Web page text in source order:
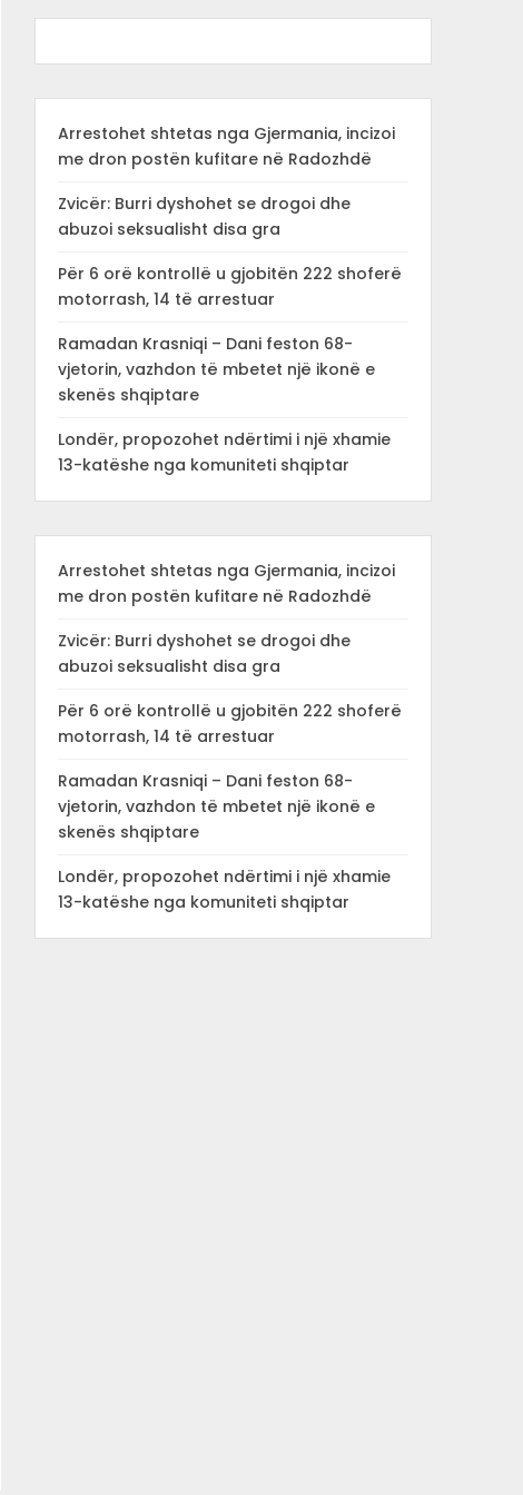
Arrestohet shtetas nga Gjermania, incizoi
me dron postën kufitare në Radozhdë
Zvicër: Burri dyshohet se drogoi dhe
abuzoi seksualisht disa gra
Për 6 orë kontrollë u gjobitën 222 shoferë
motorrash, 14 të arrestuar
Ramadan Krasniqi – Dani feston 68-
vjetorin, vazhdon të mbetet një ikonë e
skenës shqiptare
Londër, propozohet ndërtimi i një xhamie
13-katëshe nga komuniteti shqiptar
Arrestohet shtetas nga Gjermania, incizoi
me dron postën kufitare në Radozhdë
Zvicër: Burri dyshohet se drogoi dhe
abuzoi seksualisht disa gra
Për 6 orë kontrollë u gjobitën 222 shoferë
motorrash, 14 të arrestuar
Ramadan Krasniqi – Dani feston 68-
vjetorin, vazhdon të mbetet një ikonë e
skenës shqiptare
Londër, propozohet ndërtimi i një xhamie
13-katëshe nga komuniteti shqiptar